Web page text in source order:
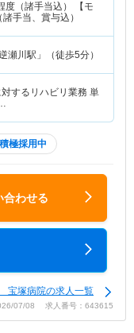
度（諸手当込） 【モ
手当、賞与込）
瀬川駅」（徒歩5分）
対するリハビリ業務 単
積極採用中
合わせる
宝塚病院の求人一覧
07/08 求人番号：643615